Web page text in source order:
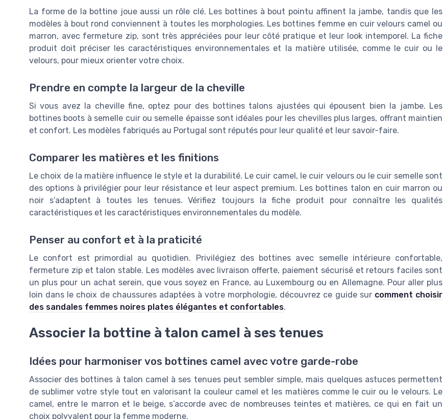
La forme de la bottine joue aussi un rôle clé. Les bottines à bout pointu affinent la jambe, tandis que les
modèles à bout rond conviennent à toutes les morphologies. Les bottines femme en cuir velours camel ou
marron, avec fermeture zip, sont très appréciées pour leur côté pratique et leur look intemporel. La fiche
produit doit préciser les caractéristiques environnementales et la matière utilisée, comme le cuir ou le
velours, pour mieux orienter votre choix.
Prendre en compte la largeur de la cheville
Si vous avez la cheville fine, optez pour des bottines talons ajustées qui épousent bien la jambe. Les
bottines boots à semelle cuir ou semelle épaisse sont idéales pour les chevilles plus larges, offrant maintien
et confort. Les modèles fabriqués au Portugal sont réputés pour leur qualité et leur savoir-faire.
Comparer les matières et les finitions
Le choix de la matière influence le style et la durabilité. Le cuir camel, le cuir velours ou le cuir semelle sont
des options à privilégier pour leur résistance et leur aspect premium. Les bottines talon en cuir marron ou
noir s’adaptent à toutes les tenues. Vérifiez toujours la fiche produit pour connaître les qualités
caractéristiques et les caractéristiques environnementales du modèle.
Penser au confort et à la praticité
Le confort est primordial au quotidien. Privilégiez des bottines avec semelle intérieure confortable,
fermeture zip et talon stable. Les modèles avec livraison offerte, paiement sécurisé et retours faciles sont
un plus pour un achat serein, que vous soyez en France, au Luxembourg ou en Allemagne. Pour aller plus
loin dans le choix de chaussures adaptées à votre morphologie, découvrez ce guide sur comment choisir
des sandales femmes noires plates élégantes et confortables.
Associer la bottine à talon camel à ses tenues
Idées pour harmoniser vos bottines camel avec votre garde-robe
Associer des bottines à talon camel à ses tenues peut sembler simple, mais quelques astuces permettent
de sublimer votre style tout en valorisant la couleur camel et les matières comme le cuir ou le velours. Le
camel, entre le marron et le beige, s’accorde avec de nombreuses teintes et matières, ce qui en fait un
choix polyvalent pour la femme moderne.